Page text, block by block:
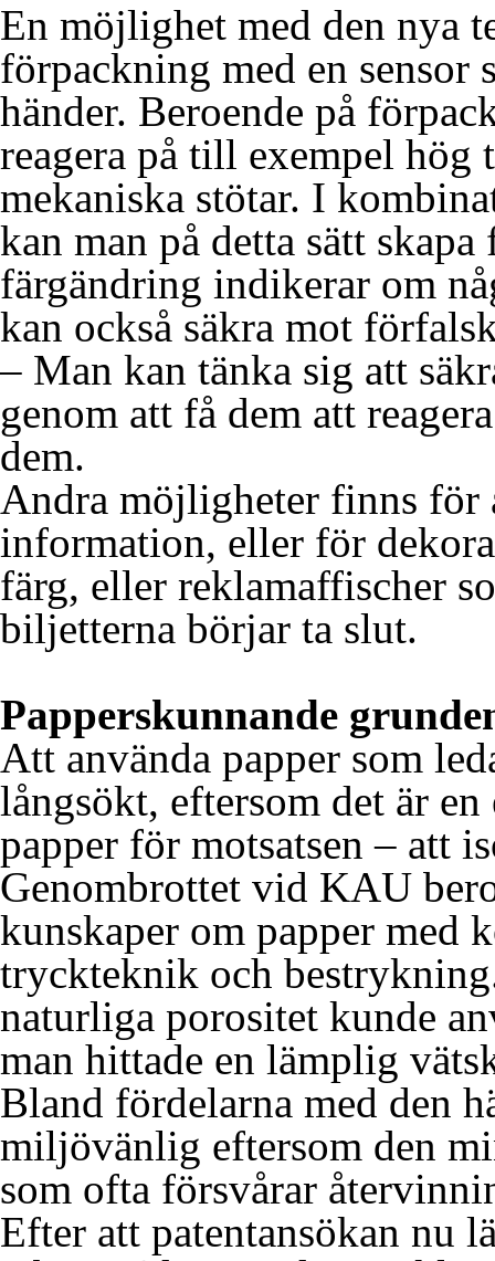
En möjlighet med den nya
förpackning med en sensor
händer. Beroende på
reagera på till exempel hög
mekaniska stötar. I
kan man på detta sätt
färgändring indikerar om
kan också säkra mot
– Man kan tänka sig att
genom att få dem att
dem.
Andra möjligheter finns för
information, eller för
färg, eller reklamaffischer
biljetterna börjar ta slut.
Papperskunnande
Att använda papper som
långsökt, eftersom det är
papper för motsatsen – att
Genombrottet vid KAU
kunskaper om papper med
tryckteknik och
naturliga porositet kunde
man hittade en lämplig
Bland fördelarna med den
miljövänlig eftersom den
som ofta försvårar
Efter att patentansökan nu